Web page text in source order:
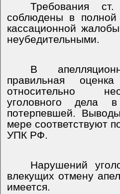
Требования
соблюдены в
кассационной
неубедительными.
В
правильная
относительно
уголовного дела
потерпевшей.
мере соответствуют
УПК РФ.
Нарушений
влекущих отмену
имеется.